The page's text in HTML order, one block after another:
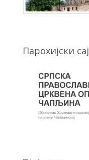
Парохијски